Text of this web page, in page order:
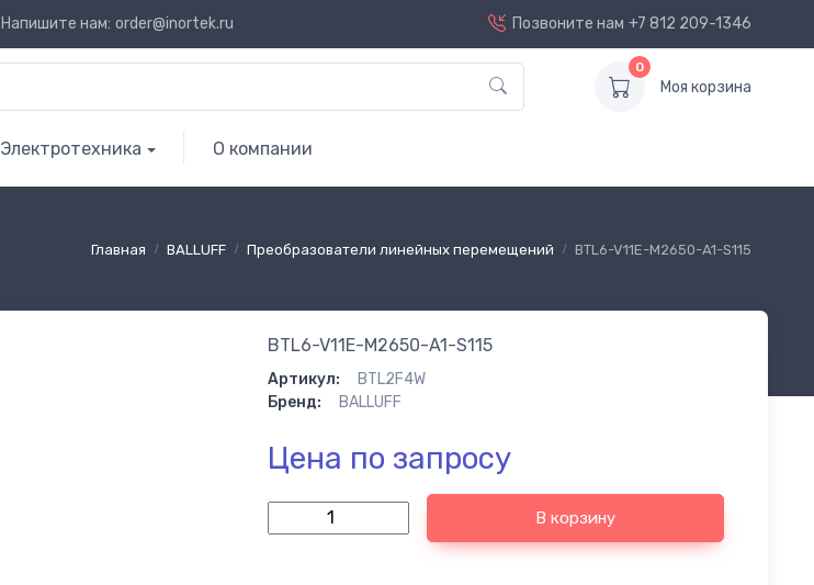
Напишите нам: order@inortek.ru Позвоните нам +7 812 209-1346
0
Моя корзина
Электротехника О компании
Главная BALLUFF Преобразователи линейных перемещений BTL6-V11E-M2650-A1-S115
BTL6-V11E-M2650-A1-S115
Артикул:
BTL2F4W
Бренд:
BALLUFF
Цена по запросу
В корзину